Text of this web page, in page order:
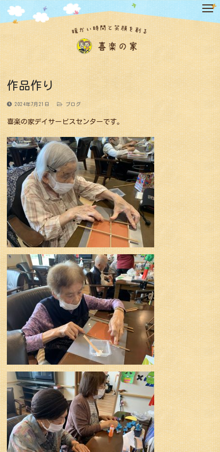
テ
ン
ツ
へ
ス
キ
ッ
プ
作品作り
2024年7月21日 ブログ
喜楽の家デイサービスセンターです。